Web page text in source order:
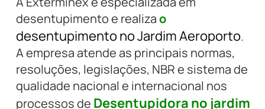
desentupimento e realizao
desentupimento no Jardim Aeroporto.
A empresa atende as principais normas,
resoluções, legislações, NBR e sistema de
qualidade nacional e internacional nos
processos de Desentupidora no jardim